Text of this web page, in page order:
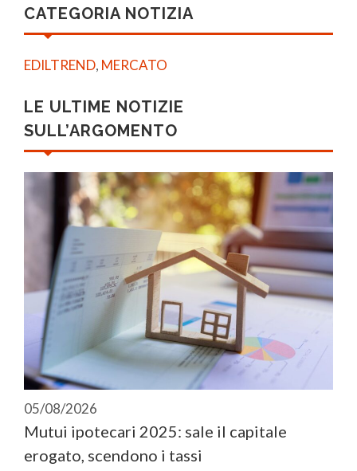
CATEGORIA NOTIZIA
EDILTREND, MERCATO
LE ULTIME NOTIZIE
SULL’ARGOMENTO
05/08/2026
Mutui ipotecari 2025: sale il capitale
erogato, scendono i tassi